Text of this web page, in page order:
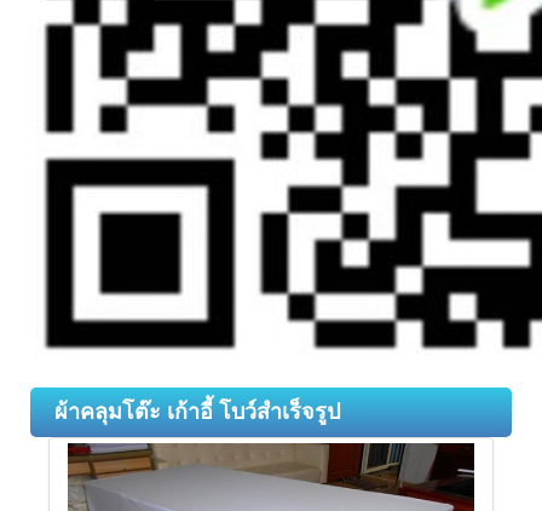
ผ้าคลุมโต๊ะ เก้าอี้ โบว์สำเร็จรูป